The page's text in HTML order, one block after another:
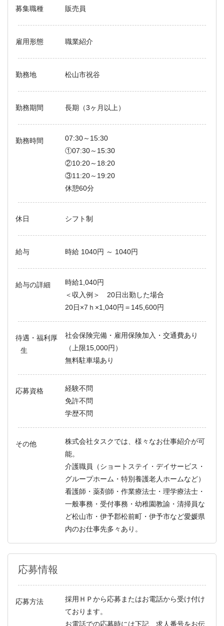
募集職種 販売員
雇用形態 職業紹介
勤務地 松山市祝谷
勤務期間 長期（3ヶ月以上）
勤務時間
07:30～15:30
①07:30～15:30
②10:20～18:20
③11:20～19:20
休憩60分
休日 シフト制
給与 時給 1040円 ～ 1040円
給与の詳細
時給1,040円
＜収入例＞ 20日出勤した場合
20日×7ｈ×1,040円＝145,600円
待遇・福利厚
生
社会保険完備・雇用保険加入・交通費あり
（上限15,000円）
無料駐車場あり
応募資格
経験不問
免許不問
学歴不問
その他
株式会社タスクでは、様々なお仕事紹介が可
能。
介護職員（ショートステイ・デイサービス・
グループホーム・特別養護老人ホームなど）
看護師・薬剤師・作業療法士・理学療法士・
一般事務・受付事務・幼稚園教諭・清掃員な
ど松山市・伊予郡松前町・伊予市など愛媛県
内のお仕事先多々あり。
応募情報
応募方法
採用ＨＰから応募またはお電話から受け付け
ております。
お電話での応募時には下記、求人番号をお伝